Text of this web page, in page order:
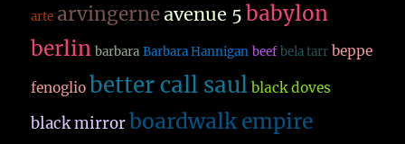
arte arvingerne avenue 5 babylon
berlin barbara Barbara Hannigan beef bela tarr beppe
fenoglio better call saul black doves
black mirror boardwalk empire